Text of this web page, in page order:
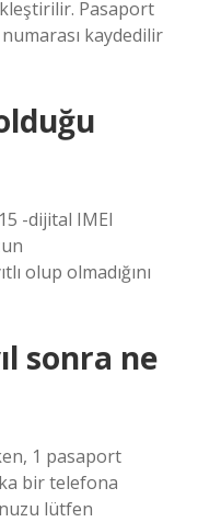
Pasaport
kaydedilir
-dijital IMEI
olup olmadığını
sonra ne
1 pasaport
bir telefona
lütfen